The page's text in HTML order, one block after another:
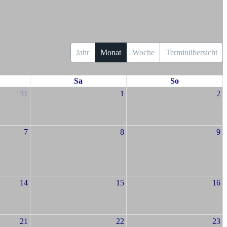
Jahr Monat Woche Terminübersicht
Sa
So
31
1 2
7 8 9
14 15 16
21 22 23